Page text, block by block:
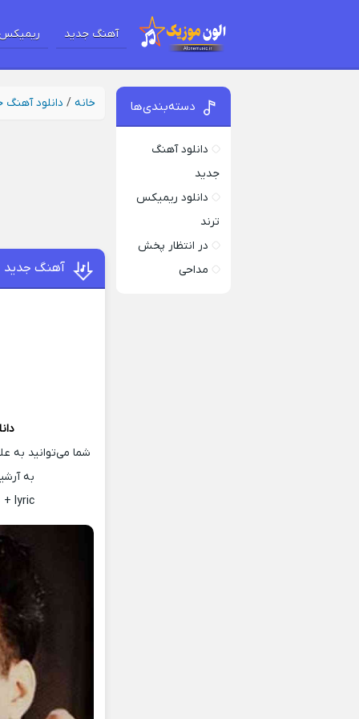
آهنگ جدید
خانه / دانلود آهنگ
آهنگ جدید
شما می‌توانید به
به
lyric
دسته‌بندی‌ها
دانلود آهنگ
جدید
دانلود ریمیکس
ترند
در انتظار پخش
مداحی